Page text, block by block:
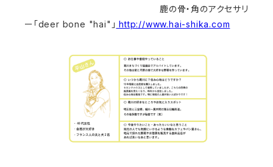
鹿の骨・角のアクセサリ
ー「deer bone "hai"」 http://www.hai-shika.com